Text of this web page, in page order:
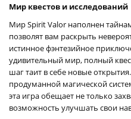
Мир квестов и исследований
Мир Spirit Valor наполнен
позволят вам раскрыть
истинное фэнтезийное
удивительный мир, полный
шаг таит в себе новые
продуманной магической
эта игра обещает не только
возможность улучшать свои